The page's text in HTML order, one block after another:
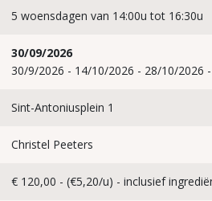
5 woensdagen van 14:00u tot 16:30u
30/09/2026
30/9/2026 - 14/10/2026 - 28/10/2026
Sint-Antoniusplein 1
Christel Peeters
€ 120,00 - (€5,20/u) - inclusief